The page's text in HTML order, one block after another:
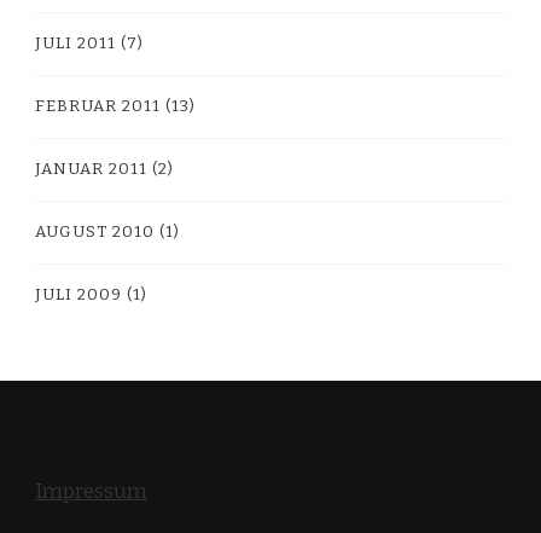
JULI 2011 (7)
FEBRUAR 2011 (13)
JANUAR 2011 (2)
AUGUST 2010 (1)
JULI 2009 (1)
Impressum